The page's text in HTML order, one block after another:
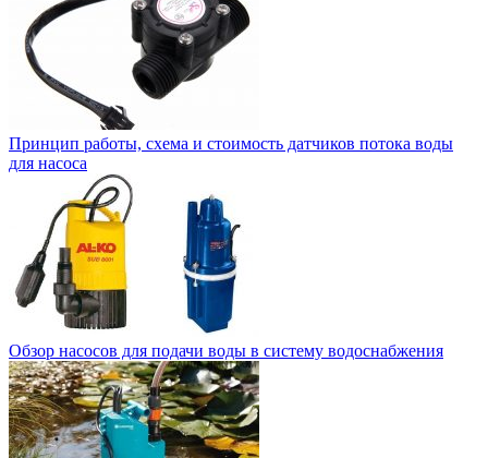
Принцип работы, схема и стоимость датчиков потока воды
для насоса
Обзор насосов для подачи воды в систему водоснабжения